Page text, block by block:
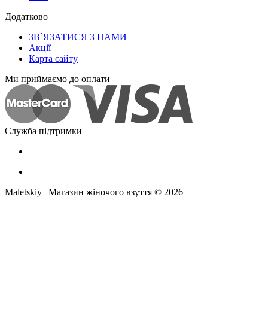
Додатково
ЗВ`ЯЗАТИСЯ З НАМИ
Акції
Карта сайту
Ми приймаємо до оплати
Служба підтримки
Maletskiy | Магазин жіночого взуття © 2026